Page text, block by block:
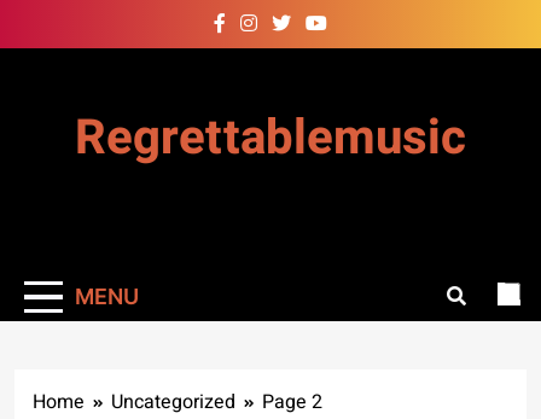
to
Regrettablemusic
MENU
Home Uncategorized Page 2